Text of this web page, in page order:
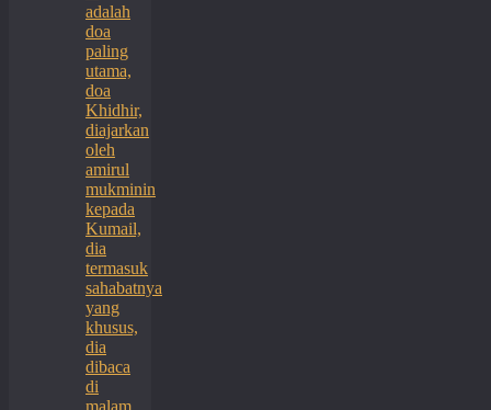
adalah
doa
paling
utama,
doa
Khidhir,
diajarkan
oleh
amirul
mukminin
kepada
Kumail,
dia
termasuk
sahabatnya
yang
khusus,
dia
dibaca
di